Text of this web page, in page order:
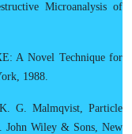
Microanalysis of
A Novel Technique for
1988.
K. G. Malmqvist, Particle
John Wiley & Sons, New